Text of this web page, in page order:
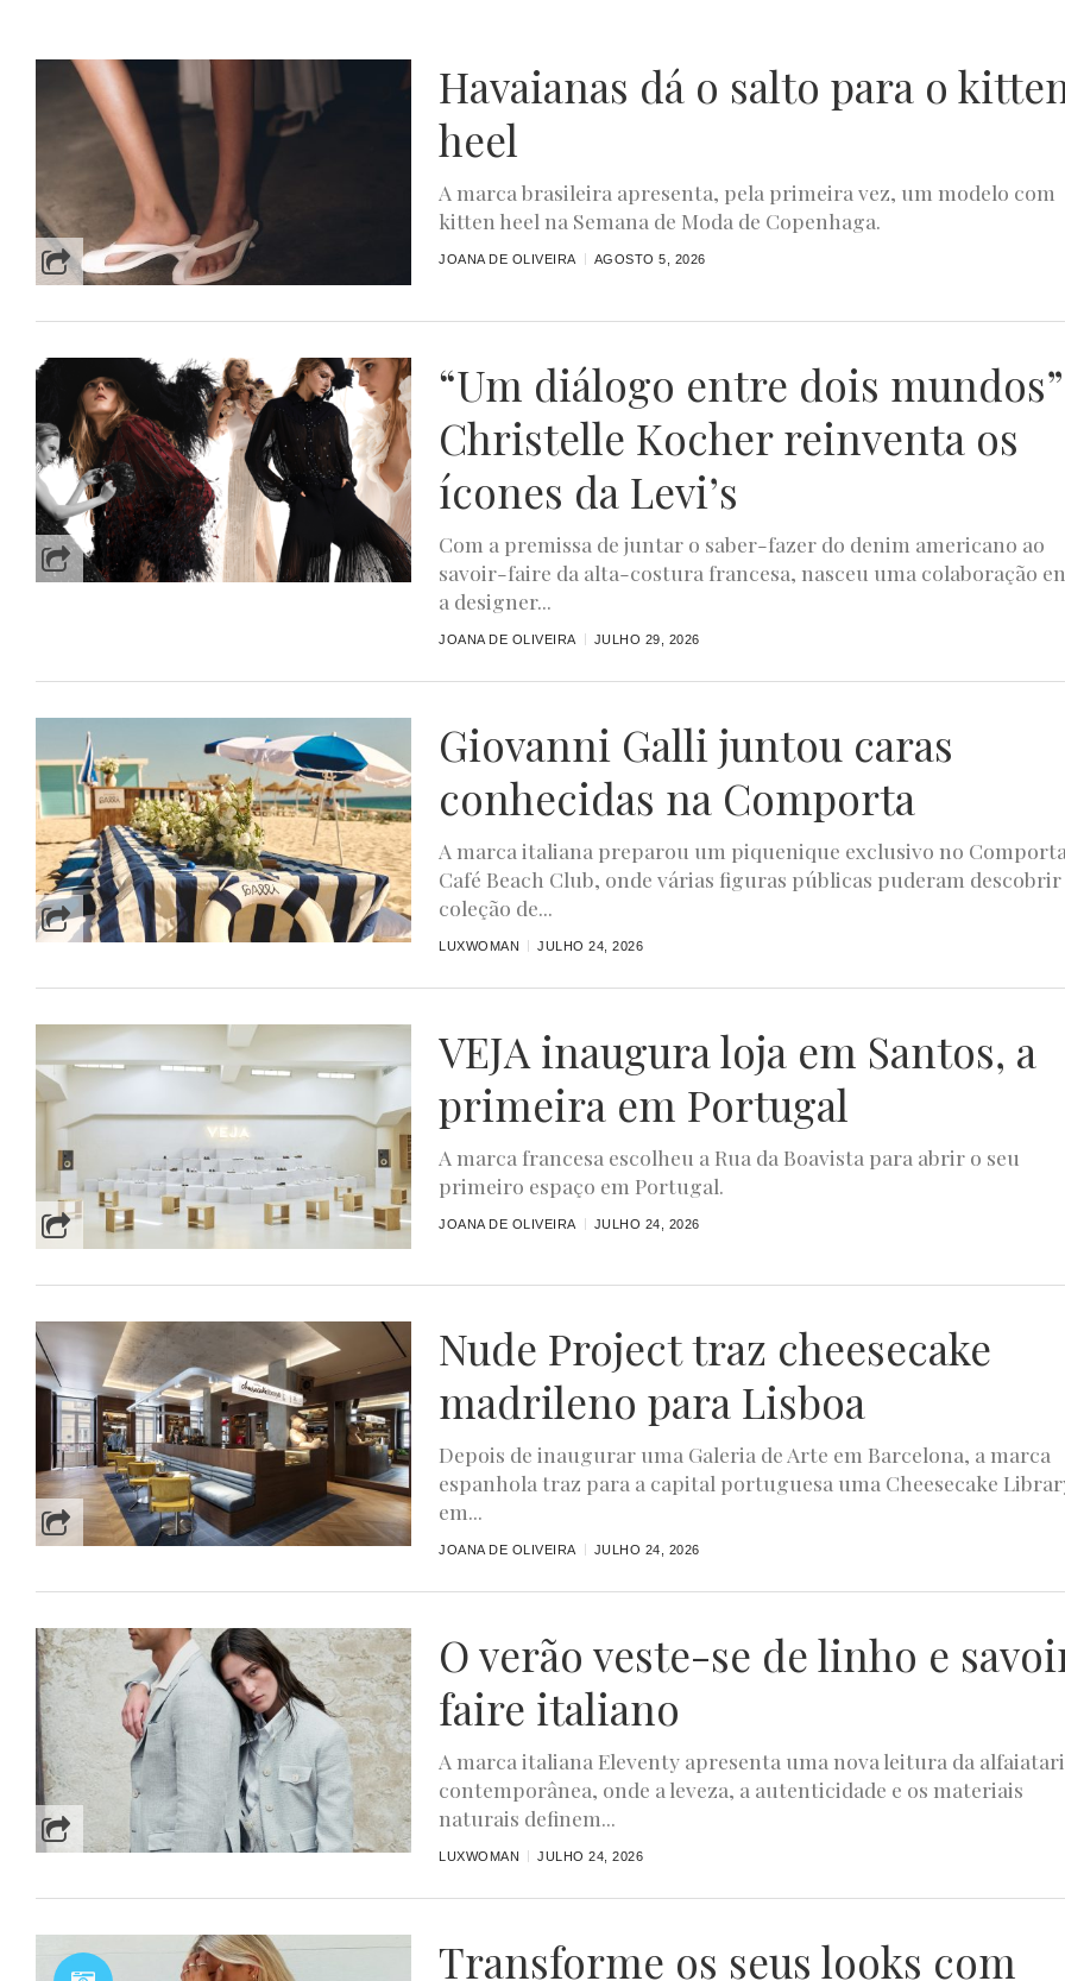
Havaianas dá o salto para o
heel
A marca brasileira apresenta, pela primeira vez, um modelo com
kitten heel na Semana de Moda de Copenhaga.
JOANA DE OLIVEIRA AGOSTO 5, 2026
“Um diálogo entre dois
Christelle Kocher reinventa os
ícones da Levi’s
Com a premissa de juntar o saber-fazer do denim americano ao
savoir-faire da alta-costura francesa, nasceu uma colaboração
a designer...
JOANA DE OLIVEIRA JULHO 29, 2026
Giovanni Galli juntou caras
conhecidas na Comporta
A marca italiana preparou um piquenique exclusivo no
Café Beach Club, onde várias figuras públicas puderam descobrir
coleção de...
LUXWOMAN JULHO 24, 2026
VEJA inaugura loja em Santos, a
primeira em Portugal
A marca francesa escolheu a Rua da Boavista para abrir o seu
primeiro espaço em Portugal.
JOANA DE OLIVEIRA JULHO 24, 2026
Nude Project traz cheesecake
madrileno para Lisboa
Depois de inaugurar uma Galeria de Arte em Barcelona, a marca
espanhola traz para a capital portuguesa uma Cheesecake
em...
JOANA DE OLIVEIRA JULHO 24, 2026
O verão veste-se de linho e
faire italiano
A marca italiana Eleventy apresenta uma nova leitura da
contemporânea, onde a leveza, a autenticidade e os materiais
naturais definem...
LUXWOMAN JULHO 24, 2026
Transforme os seus looks com